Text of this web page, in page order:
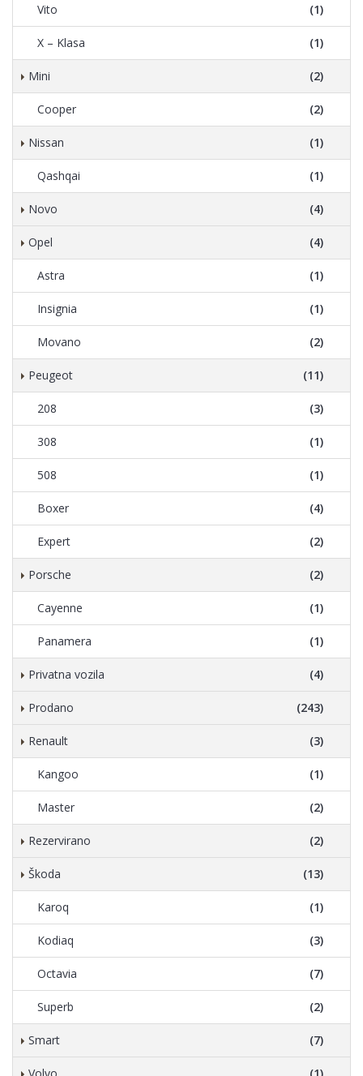
Vito (1)
X – Klasa (1)
Mini (2)
Cooper (2)
Nissan (1)
Qashqai (1)
Novo (4)
Opel (4)
Astra (1)
Insignia (1)
Movano (2)
Peugeot (11)
208 (3)
308 (1)
508 (1)
Boxer (4)
Expert (2)
Porsche (2)
Cayenne (1)
Panamera (1)
Privatna vozila (4)
Prodano (243)
Renault (3)
Kangoo (1)
Master (2)
Rezervirano (2)
Škoda (13)
Karoq (1)
Kodiaq (3)
Octavia (7)
Superb (2)
Smart (7)
Volvo (1)